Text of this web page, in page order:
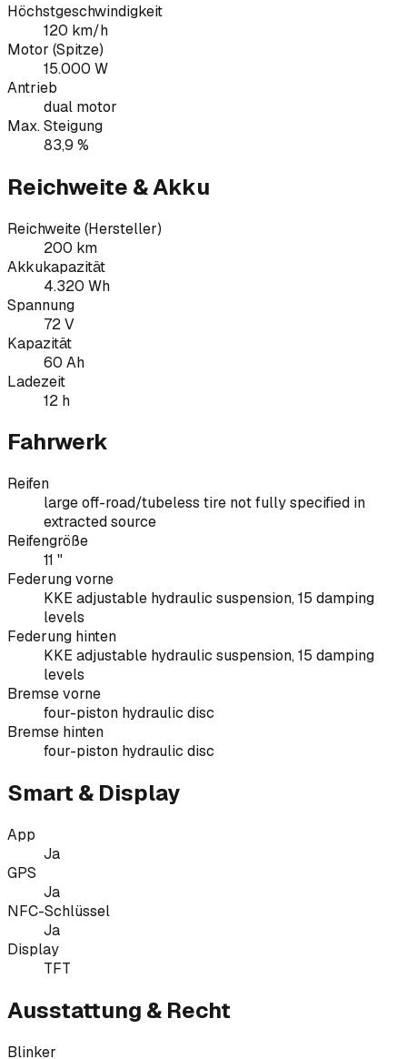
Höchstgeschwindigkeit
120 km/h
Motor (Spitze)
15.000 W
Antrieb
dual motor
Max. Steigung
83,9 %
Reichweite & Akku
Reichweite (Hersteller)
200 km
Akkukapazität
4.320 Wh
Spannung
72 V
Kapazität
60 Ah
Ladezeit
12 h
Fahrwerk
Reifen
large off-road/tubeless tire not fully specified in
extracted source
Reifengröße
11 "
Federung vorne
KKE adjustable hydraulic suspension, 15 damping
levels
Federung hinten
KKE adjustable hydraulic suspension, 15 damping
levels
Bremse vorne
four-piston hydraulic disc
Bremse hinten
four-piston hydraulic disc
Smart & Display
App
Ja
GPS
Ja
NFC-Schlüssel
Ja
Display
TFT
Ausstattung & Recht
Blinker